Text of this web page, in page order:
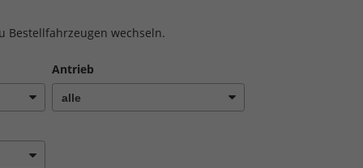
Bestellfahrzeugen wechseln.
Antrieb